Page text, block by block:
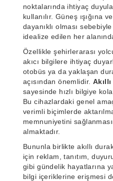
noktalarında ihtiyaç
kullanılır. Güneş ışığına
dayanıklı olması
idealize edilen her
Özellikle şehirlerarası
akıcı bilgilere ihtiyaç
otobüs ya da yaklaşan
açısından önemlidir.
sayesinde hızlı bilgiye
Bu cihazlardaki genel
verimli biçimlerde
memnuniyetini
almaktadır.
Bununla birlikte akıllı
için reklam, tanıtım,
gibi gündelik hayatlarına
bilgi içeriklerine erişmesi